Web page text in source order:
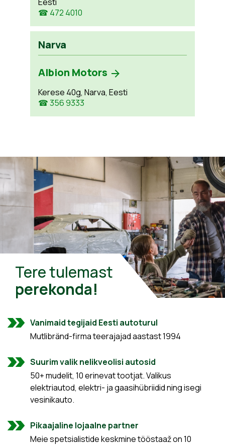
☎ 472 4010
Narva
Albion Motors
Kerese 40g, Narva, Eesti
☎ 356 9333
Tere tulemast
perekonda!
Vanimaid tegijaid Eesti autoturul
Mutlibränd-firma teerajajad aastast 1994
Suurim valik nelikveolisi autosid
50+ mudelit, 10 erinevat tootjat. Valikus
elektriautod, elektri- ja gaasihübriidid ning isegi
vesinikauto.
Pikaajaline lojaalne partner
Meie spetsialistide keskmine tööstaaž on 10